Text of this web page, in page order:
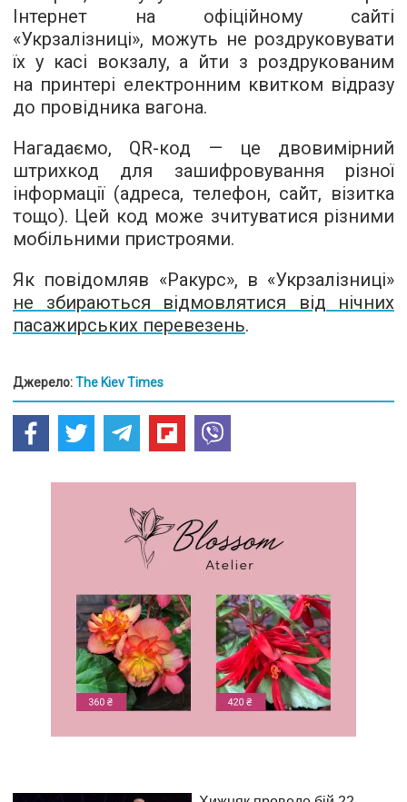
Інтернет на офіційному сайті
«Укрзалізниці», можуть не роздруковувати
їх у касі вокзалу, а йти з роздрукованим
на принтері електронним квитком відразу
до провідника вагона.
Нагадаємо, QR-код — це двовимірний
штрихкод для зашифровування різної
інформації (адреса, телефон, сайт, візитка
тощо). Цей код може зчитуватися різними
мобільними пристроями.
Як повідомляв «Ракурс», в «Укрзалізниці»
не збираються відмовлятися від нічних
пасажирських перевезень.
Джерело:The Kiev Times